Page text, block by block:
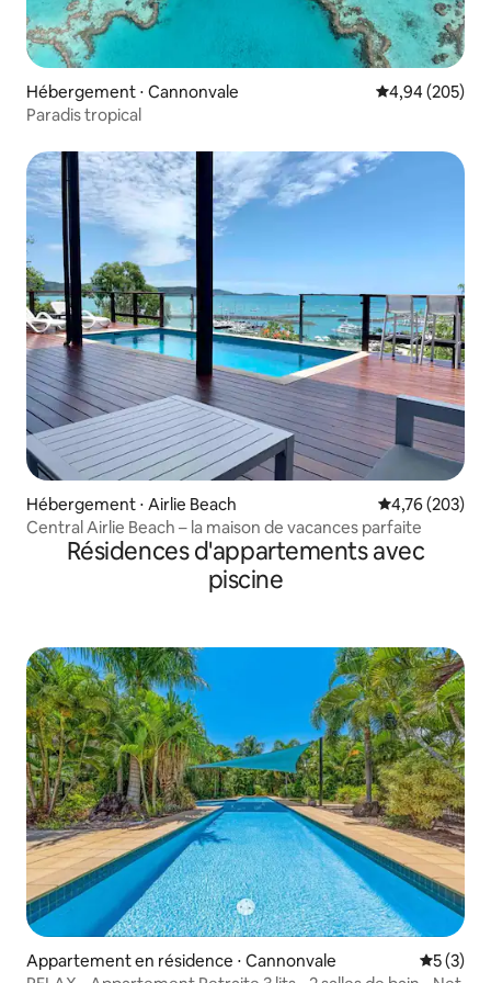
Hébergement ⋅ Cannonvale Évaluation
4,94 (205)
Paradis tropical
Hébergement ⋅ Airlie Beach Évaluation
4,76 (203)
Central Airlie Beach – la maison de vacances parfaite
Résidences d'appartements avec
piscine
Appartement en résidence ⋅ Cannonvale
5 (3)